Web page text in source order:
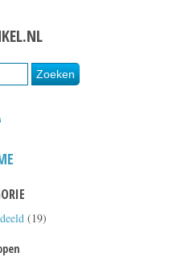
(19)